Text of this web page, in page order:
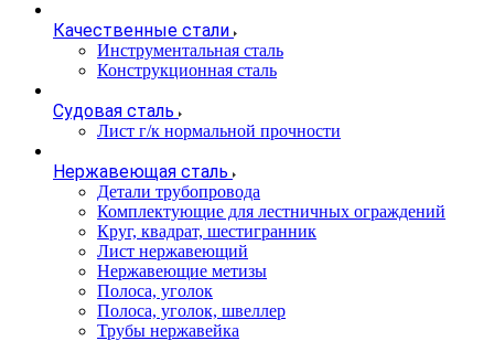
Качественные стали
Инструментальная сталь
Конструкционная сталь
Судовая сталь
Лист г/к нормальной прочности
Нержавеющая сталь
Детали трубопровода
Комплектующие для лестничных ограждений
Круг, квадрат, шестигранник
Лист нержавеющий
Нержавеющие метизы
Полоса, уголок
Полоса, уголок, швеллер
Трубы нержавейка